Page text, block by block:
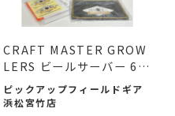
CRAFT MASTER GROW
LERS ビールサーバー 64
oz 未使...
ピックアップフィールドギア
浜松宮竹店